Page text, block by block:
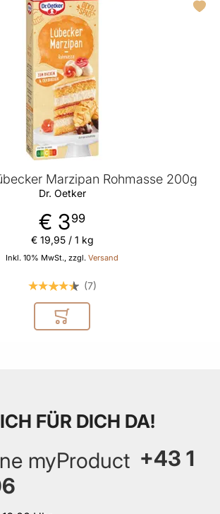
Marzipan Rohmasse 200g
Dr. Oetker
€ 399
Inkl. 10% MwSt., zzgl. Versand
€ 19,95/ 1 kg
7
In den Warenkorb
FÜR DICH DA!
+43 1